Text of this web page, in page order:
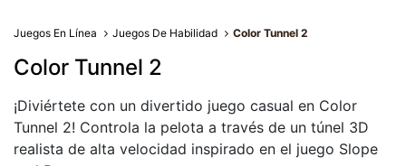
Juegos En Línea Juegos De Habilidad Color Tunnel 2
Color Tunnel 2
¡Diviértete con un divertido juego casual en Color
Tunnel 2! Controla la pelota a través de un túnel 3D
realista de alta velocidad inspirado en el juego Slope